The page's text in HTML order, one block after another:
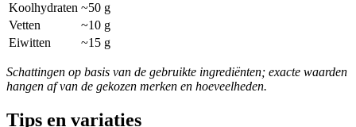
Koolhydraten ~50 g
Vetten
~10 g
Eiwitten
~15 g
Schattingen op basis van de gebruikte ingrediënten; exacte waarden
hangen af van de gekozen merken en hoeveelheden.
Tips en variaties